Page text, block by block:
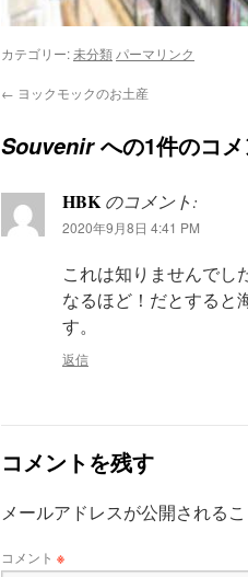
カテゴリー:未分類 パーマリンク
← ヨックモックのお土産
Souvenirへの1件のコ
HBK のコメント:
2020年9月8日 4:41 PM
これは知りませんでし
なるほど！だとすると
す。
返信
コメントを残す
メールアドレスが公開される
コメント ※